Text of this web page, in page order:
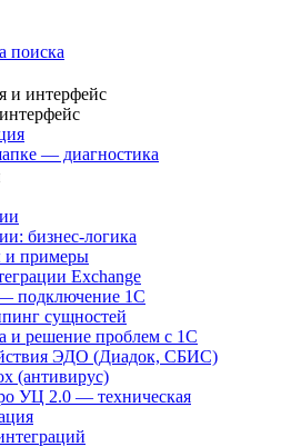
поиска
и интерфейс
— диагностика
бизнес-логика
и примеры
Exchange
подключение 1С
сущностей
и решение проблем с 1С
ЭДО (Диадок, СБИС)
(антивирус)
УЦ 2.0 — техническая